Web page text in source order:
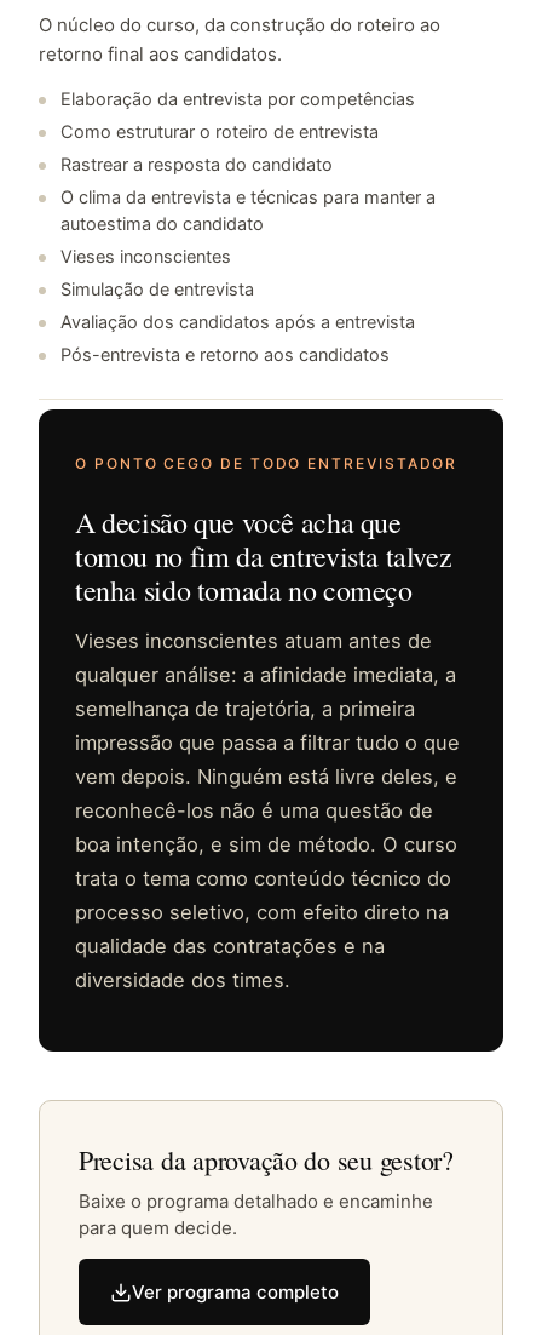
O núcleo do curso, da construção do roteiro ao
retorno final aos candidatos.
Elaboração da entrevista por competências
Como estruturar o roteiro de entrevista
Rastrear a resposta do candidato
O clima da entrevista e técnicas para manter a
autoestima do candidato
Vieses inconscientes
Simulação de entrevista
Avaliação dos candidatos após a entrevista
Pós-entrevista e retorno aos candidatos
O PONTO CEGO DE TODO ENTREVISTADOR
A decisão que você acha que
tomou no fim da entrevista talvez
tenha sido tomada no começo
Vieses inconscientes atuam antes de
qualquer análise: a afinidade imediata, a
semelhança de trajetória, a primeira
impressão que passa a filtrar tudo o que
vem depois. Ninguém está livre deles, e
reconhecê-los não é uma questão de
boa intenção, e sim de método. O curso
trata o tema como conteúdo técnico do
processo seletivo, com efeito direto na
qualidade das contratações e na
diversidade dos times.
Precisa da aprovação do seu gestor?
Baixe o programa detalhado e encaminhe
para quem decide.
Ver programa completo